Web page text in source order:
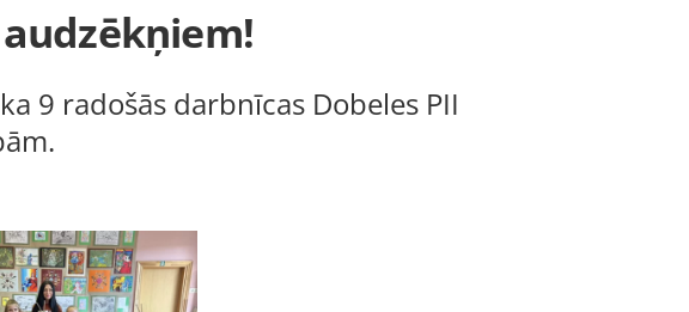
audzēkņiem!
9 radošās darbnīcas Dobeles PII